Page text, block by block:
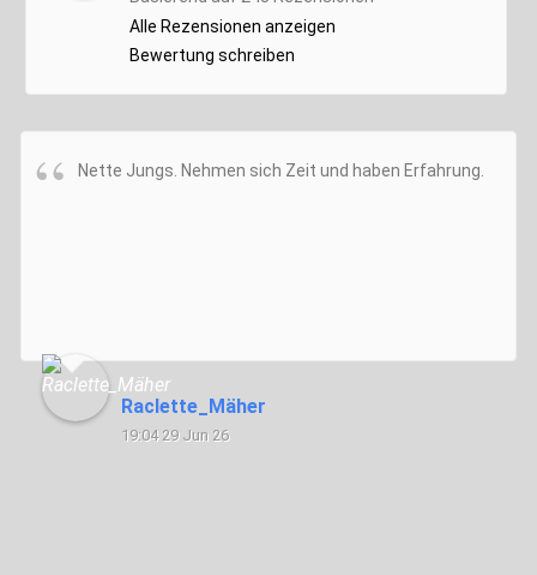
Alle Rezensionen anzeigen
Bewertung schreiben
Nette Jungs. Nehmen sich Zeit und haben Erfahrung.
Raclette_Mäher
19:04 29 Jun 26